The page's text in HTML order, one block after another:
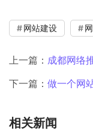
网站建设
上一篇： 成都网络
下一篇： 做一个网
相关新闻